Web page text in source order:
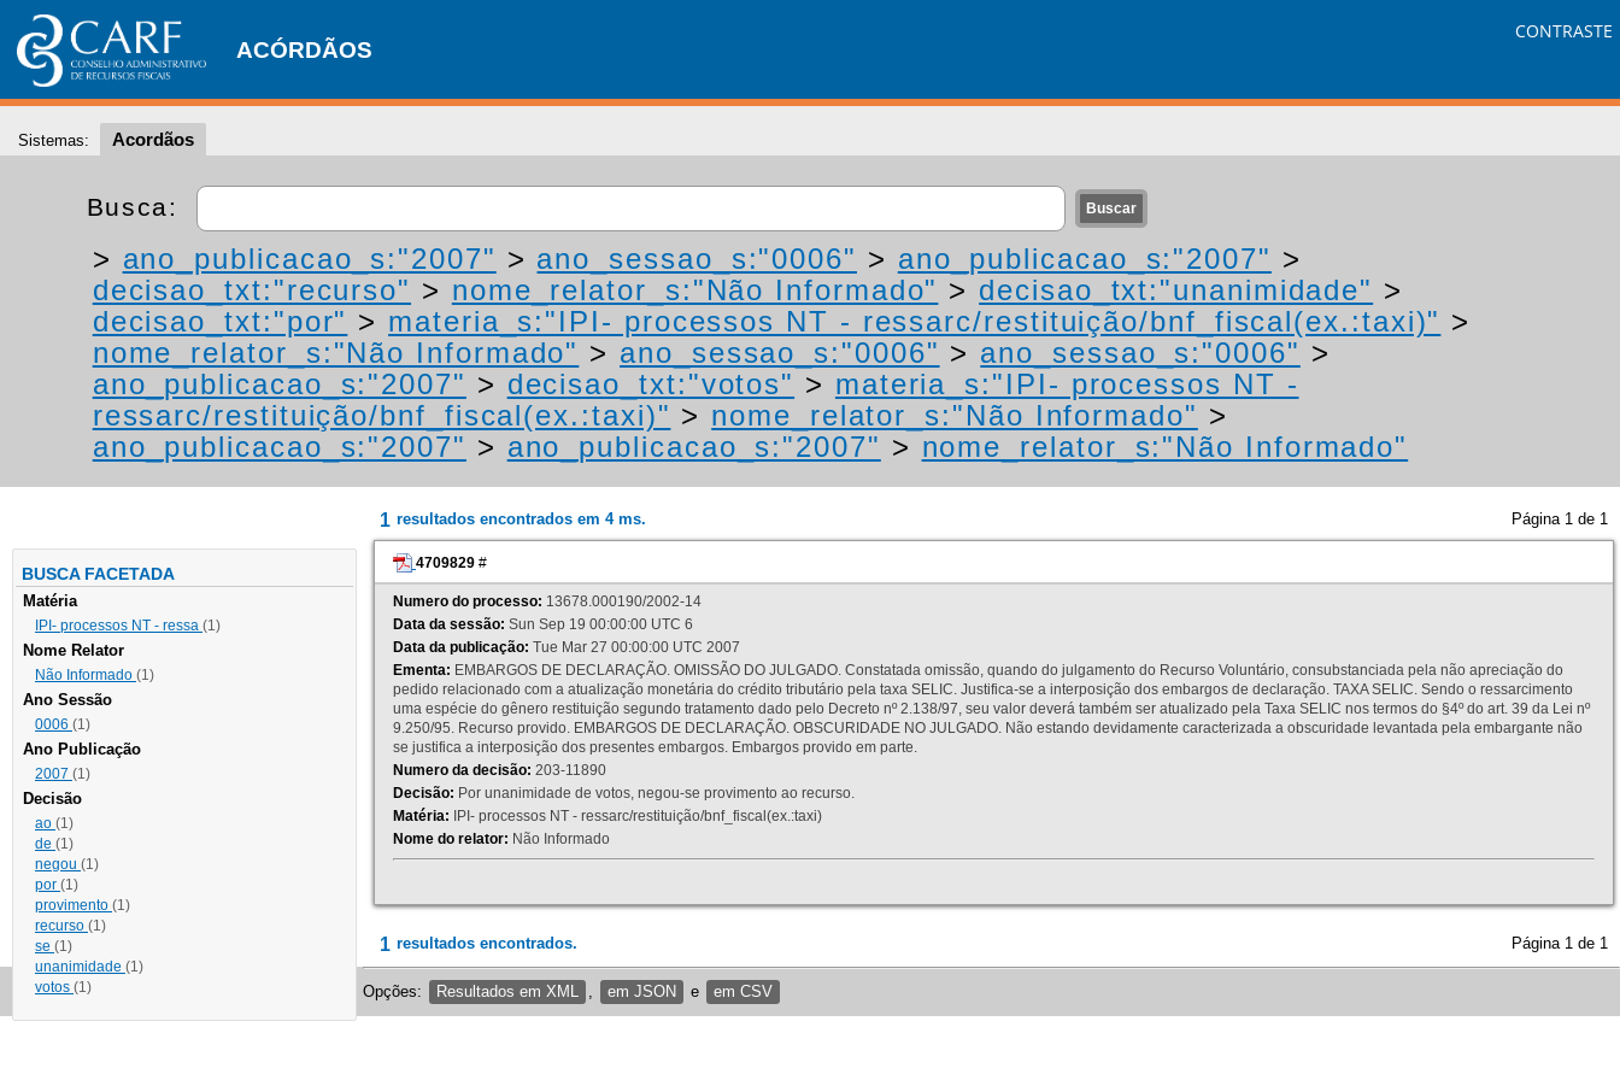
ACÓRDÃOS
CONTRASTE
Sistemas: Acordãos
Busca:
> ano_publicacao_s:"2007" > ano_sessao_s:"0006" > ano_publicacao_s:"2007" >
decisao_txt:"recurso" > nome_relator_s:"Não Informado" > decisao_txt:"unanimidade" >
decisao_txt:"por" > materia_s:"IPI- processos NT - ressarc/restituição/bnf_fiscal(ex.:taxi)" >
nome_relator_s:"Não Informado" > ano_sessao_s:"0006" > ano_sessao_s:"0006" >
ano_publicacao_s:"2007" > decisao_txt:"votos" > materia_s:"IPI- processos NT -
ressarc/restituição/bnf_fiscal(ex.:taxi)" > nome_relator_s:"Não Informado" >
ano_publicacao_s:"2007" > ano_publicacao_s:"2007" > nome_relator_s:"Não Informado"
BUSCA FACETADA
Matéria
IPI- processos NT - ressa (1)
Nome Relator
Não Informado (1)
Ano Sessão
0006 (1)
Ano Publicação
2007 (1)
Decisão
ao (1)
de (1)
negou (1)
por (1)
provimento (1)
recurso (1)
se (1)
unanimidade (1)
votos (1)
1 resultados encontrados em 4 ms. Página 1 de 1
4709829 #
Numero do processo: 13678.000190/2002-14
Data da sessão: Sun Sep 19 00:00:00 UTC 6
Data da publicação: Tue Mar 27 00:00:00 UTC 2007
Ementa: EMBARGOS DE DECLARAÇÃO. OMISSÃO DO JULGADO. Constatada omissão, quando do julgamento do Recurso Voluntário, consubstanciada pela não apreciação do
pedido relacionado com a atualização monetária do crédito tributário pela taxa SELIC. Justifica-se a interposição dos embargos de declaração. TAXA SELIC. Sendo o ressarcimento
uma espécie do gênero restituição segundo tratamento dado pelo Decreto nº 2.138/97, seu valor deverá também ser atualizado pela Taxa SELIC nos termos do §4º do art. 39 da Lei nº
9.250/95. Recurso provido. EMBARGOS DE DECLARAÇÃO. OBSCURIDADE NO JULGADO. Não estando devidamente caracterizada a obscuridade levantada pela embargante não
se justifica a interposição dos presentes embargos. Embargos provido em parte.
Numero da decisão: 203-11890
Decisão: Por unanimidade de votos, negou-se provimento ao recurso.
Matéria: IPI- processos NT - ressarc/restituição/bnf_fiscal(ex.:taxi)
Nome do relator: Não Informado
1 resultados encontrados. Página 1 de 1
Opções: Resultados em XML em JSON e em CSV